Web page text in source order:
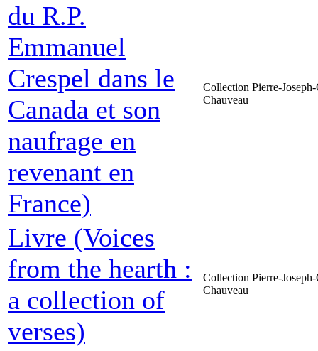
du R.P.
Emmanuel
Crespel dans le
Canada et son
naufrage en
revenant en
France)
Collection Pierre-
Chauveau
Livre (Voices
from the hearth :
a collection of
verses)
Collection Pierre-
Chauveau